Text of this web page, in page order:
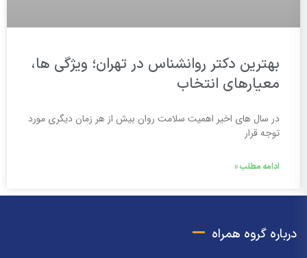
بهترین دکتر روانشناس در تهران؛ ویژگی ها،
معیارهای انتخاب
در سال های اخیر اهمیت سلامت روان بیش از هر زمان دیگری مورد
توجه قرار
ادامه مطلب »
درباره گروه همراه